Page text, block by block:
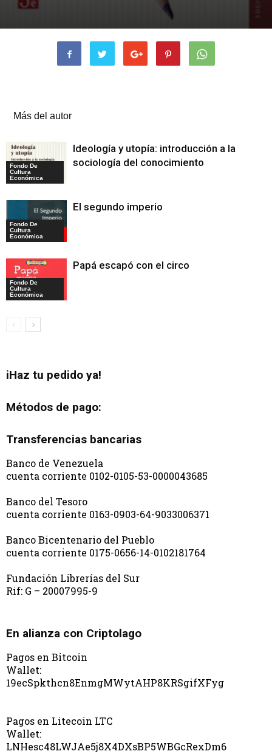
Más del autor
Fondo De
Cultura
Económica
Ideología y utopía: introducción a la
sociología del conocimiento
Fondo De
Cultura
Económica
El segundo imperio
Fondo De
Cultura
Económica
Papá escapó con el circo
iHaz tu pedido ya!
Métodos de pago:
Transferencias bancarias
Banco de Venezuela
cuenta corriente 0102-0105-53-0000043685
Banco del Tesoro
cuenta corriente 0163-0903-64-9033006371
Banco Bicentenario del Pueblo
cuenta corriente 0175-0656-14-0102181764
Fundación Librerías del Sur
Rif: G – 20007995-9
En alianza con Criptolago
Pagos en Bitcoin
Wallet:
19ecSpkthcn8EnmgMWytAHP8KRSgifXFyg
Pagos en Litecoin LTC
Wallet:
LNHesc48LWJAe5j8X4DXsBP5WBGcRexDm6